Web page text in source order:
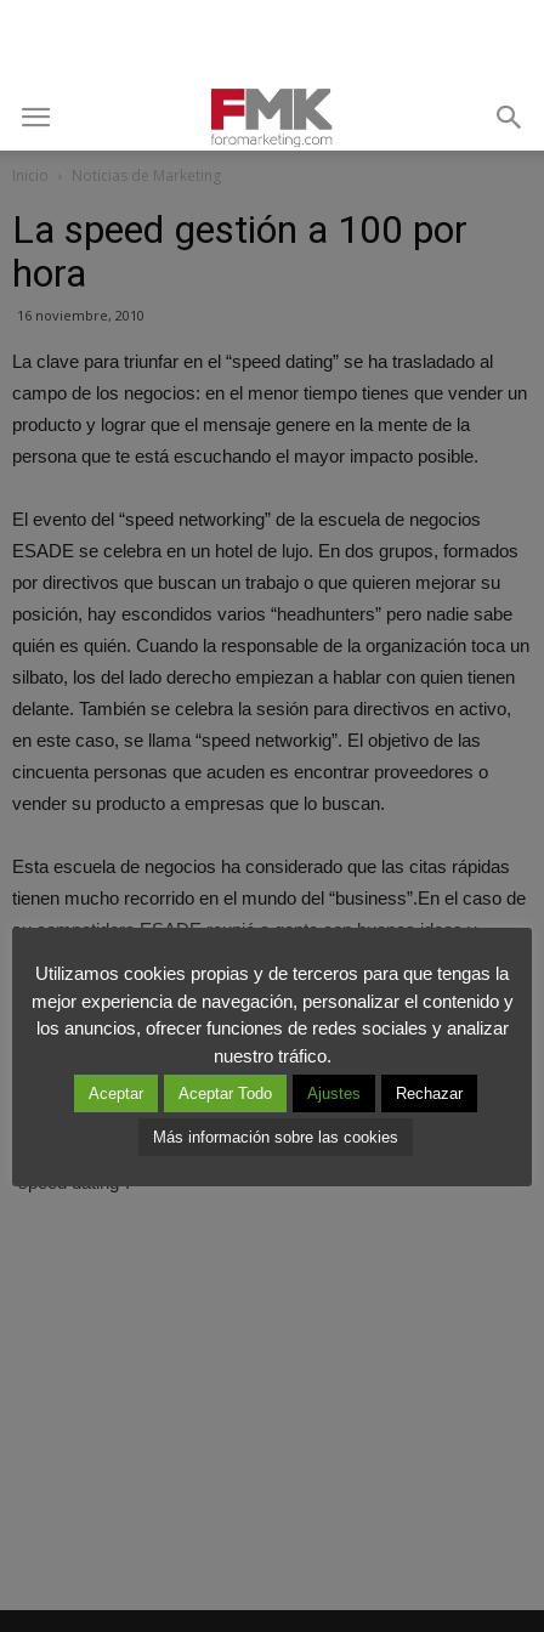
Inicio Noticias de Marketing
La speed gestión a 100 por
hora
16 noviembre, 2010
La clave para triunfar en el “speed dating” se ha trasladado al
campo de los negocios: en el menor tiempo tienes que vender un
producto y lograr que el mensaje genere en la mente de la
persona que te está escuchando el mayor impacto posible.
El evento del “speed networking” de la escuela de negocios
ESADE se celebra en un hotel de lujo. En dos grupos, formados
por directivos que buscan un trabajo o que quieren mejorar su
posición, hay escondidos varios “headhunters” pero nadie sabe
quién es quién. Cuando la responsable de la organización toca un
silbato, los del lado derecho empiezan a hablar con quien tienen
delante. También se celebra la sesión para directivos en activo,
en este caso, se llama “speed networkig”. El objetivo de las
cincuenta personas que acuden es encontrar proveedores o
vender su producto a empresas que lo buscan.
Esta escuela de negocios ha considerado que las citas rápidas
tienen mucho recorrido en el mundo del “business”.En el caso de
su competidora ESADE reunió a gente con buenas ideas y
Si hace algo más de un año Rafael Muñiz escribió el prólogo del
libro de Fernando Montero, subdirector de la revista
“Emprendedores”, “Speed Marketing. Nuevas técnicas de
marketing para triunfar en los negocios”, ahora es cuando
“speed dating”.
Utilizamos cookies propias y de terceros para que tengas la
mejor experiencia de navegación, personalizar el contenido y
los anuncios, ofrecer funciones de redes sociales y analizar
nuestro tráfico.
Aceptar Aceptar Todo Ajustes Rechazar
Más información sobre las cookies